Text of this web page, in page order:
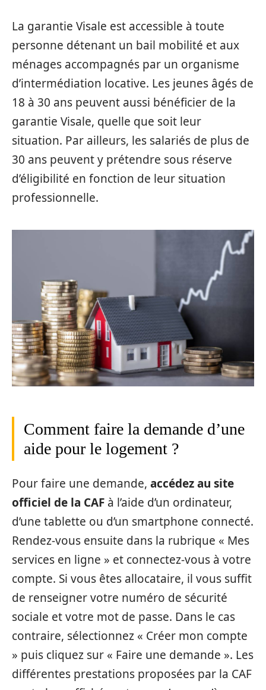
La garantie Visale est accessible à toute
personne détenant un bail mobilité et aux
ménages accompagnés par un organisme
d’intermédiation locative. Les jeunes âgés de
18 à 30 ans peuvent aussi bénéficier de la
garantie Visale, quelle que soit leur
situation. Par ailleurs, les salariés de plus de
30 ans peuvent y prétendre sous réserve
d’éligibilité en fonction de leur situation
professionnelle.
Comment faire la demande d’une
aide pour le logement ?
Pour faire une demande, accédez au site
officiel de la CAF à l’aide d’un ordinateur,
d’une tablette ou d’un smartphone connecté.
Rendez-vous ensuite dans la rubrique « Mes
services en ligne » et connectez-vous à votre
compte. Si vous êtes allocataire, il vous suffit
de renseigner votre numéro de sécurité
sociale et votre mot de passe. Dans le cas
contraire, sélectionnez « Créer mon compte
» puis cliquez sur « Faire une demande ». Les
différentes prestations proposées par la CAF